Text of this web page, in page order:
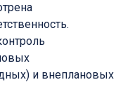
и внеплановых